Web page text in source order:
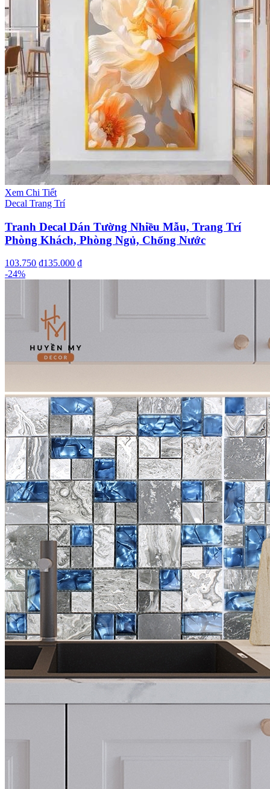
Xem Chi Tiết
Decal Trang Trí
Tranh Decal Dán Tường Nhiều Mẫu, Trang Trí
Phòng Khách, Phòng Ngủ, Chống Nước
103.750 ₫135.000 ₫
-24%